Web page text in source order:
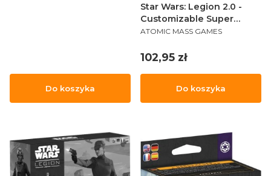
Do koszyka
Star Wars: Legion 2.0 -
Customizable Super
Tactical Command Droid
PRODUCENT
ATOMIC MASS GAMES
Cena
102,95 zł
Do koszyka